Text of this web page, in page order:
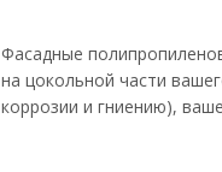
Фасадные
на цокольной части
коррозии и гниению),